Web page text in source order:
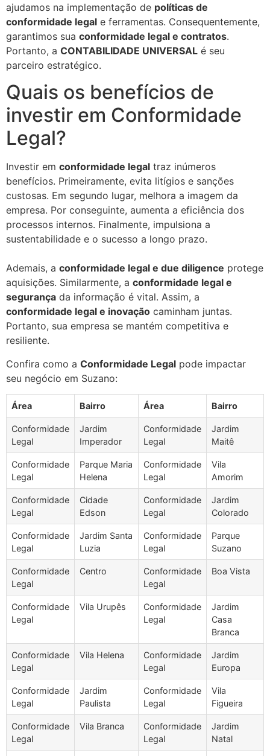
ajudamos na implementação de políticas de
conformidade legal e ferramentas. Consequentemente,
garantimos sua conformidade legal e contratos.
Portanto, a CONTABILIDADE UNIVERSAL é seu
parceiro estratégico.
Quais os benefícios de
investir em Conformidade
Legal?
Investir em conformidade legal traz inúmeros
benefícios. Primeiramente, evita litígios e sanções
custosas. Em segundo lugar, melhora a imagem da
empresa. Por conseguinte, aumenta a eficiência dos
processos internos. Finalmente, impulsiona a
sustentabilidade e o sucesso a longo prazo.
Ademais, a conformidade legal e due diligence protege
aquisições. Similarmente, a conformidade legal e
segurança da informação é vital. Assim, a
conformidade legal e inovação caminham juntas.
Portanto, sua empresa se mantém competitiva e
resiliente.
Confira como a Conformidade Legal pode impactar
seu negócio em Suzano:
Área Bairro Área Bairro
Conformidade
Legal
Jardim
Imperador
Conformidade
Legal
Jardim
Maitê
Conformidade
Legal
Parque Maria
Helena
Conformidade
Legal
Vila
Amorim
Conformidade
Legal
Cidade
Edson
Conformidade
Legal
Jardim
Colorado
Conformidade
Legal
Jardim Santa
Luzia
Conformidade
Legal
Parque
Suzano
Conformidade
Legal
Centro
Conformidade
Legal
Boa Vista
Conformidade
Legal
Vila Urupês
Conformidade
Legal
Jardim
Casa
Branca
Conformidade
Legal
Vila Helena
Conformidade
Legal
Jardim
Europa
Conformidade
Legal
Jardim
Paulista
Conformidade
Legal
Vila
Figueira
Conformidade
Legal
Vila Branca
Conformidade
Legal
Jardim
Natal